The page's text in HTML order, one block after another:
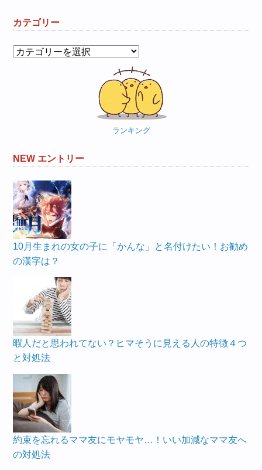
カテゴリー
カ
ランキング
NEW エントリー
10月生まれの女の子に「かんな」と名付けたい！お勧め
の漢字は？
暇人だと思われてない？ヒマそうに見える人の特徴４つ
と対処法
約束を忘れるママ友にモヤモヤ…！いい加減なママ友へ
の対処法